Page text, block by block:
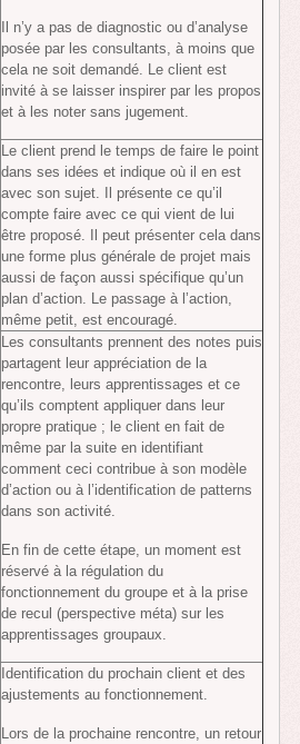
Il n’y a pas de diagnostic ou d’analyse
posée par les consultants, à moins que
cela ne soit demandé. Le client est
invité à se laisser inspirer par les propos
et à les noter sans jugement.
Le client prend le temps de faire le point
dans ses idées et indique où il en est
avec son sujet. Il présente ce qu’il
compte faire avec ce qui vient de lui
être proposé. Il peut présenter cela dans
une forme plus générale de projet mais
aussi de façon aussi spécifique qu’un
plan d’action. Le passage à l’action,
même petit, est encouragé.
Les consultants prennent des notes puis
partagent leur appréciation de la
rencontre, leurs apprentissages et ce
qu’ils comptent appliquer dans leur
propre pratique ; le client en fait de
même par la suite en identifiant
comment ceci contribue à son modèle
d’action ou à l’identification de patterns
dans son activité.
En fin de cette étape, un moment est
réservé à la régulation du
fonctionnement du groupe et à la prise
de recul (perspective méta) sur les
apprentissages groupaux.
Identification du prochain client et des
ajustements au fonctionnement.
Lors de la prochaine rencontre, un retour